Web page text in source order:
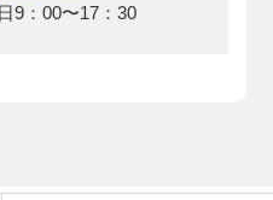
9：00〜17：30